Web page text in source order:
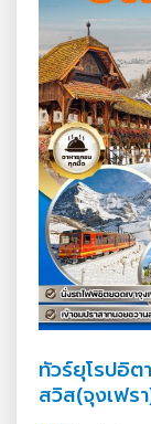
ทัวร์ยุโรปอิ
สวิส(จุงเฟร